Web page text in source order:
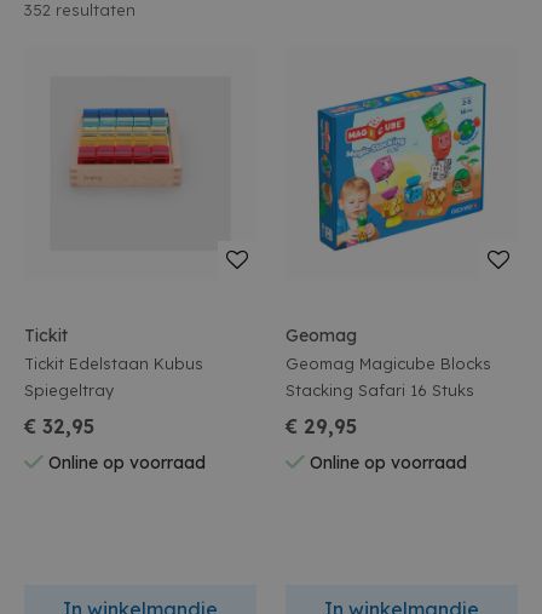
352 resultaten
Tickit
Tickit Edelstaan Kubus
Spiegeltray
€ 32,95
Online op voorraad
In winkelmandje
Geomag
Geomag Magicube Blocks
Stacking Safari 16 Stuks
€ 29,95
Online op voorraad
In winkelmandje